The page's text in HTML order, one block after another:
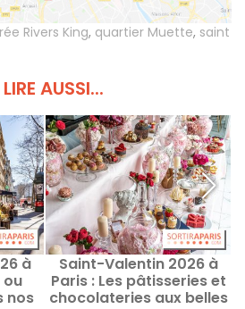
Rivers King, quartier Muette, saint
AUSSI...
à
ou
nos
Saint-Valentin 2026 à
Paris : Les pâtisseries et
chocolateries aux belles